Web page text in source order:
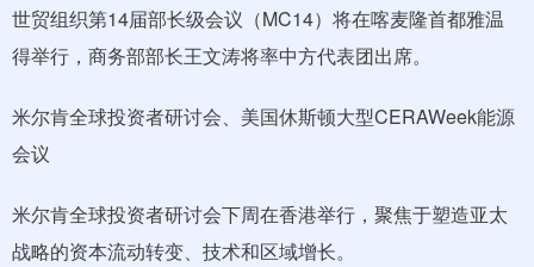
世贸组织第14届部长级会议（MC14）将在喀麦隆首都雅温
得举行，商务部部长王文涛将率中方代表团出席。
米尔肯全球投资者研讨会、美国休斯顿大型CERAWeek能源
会议
米尔肯全球投资者研讨会下周在香港举行，聚焦于塑造亚太
战略的资本流动转变、技术和区域增长。